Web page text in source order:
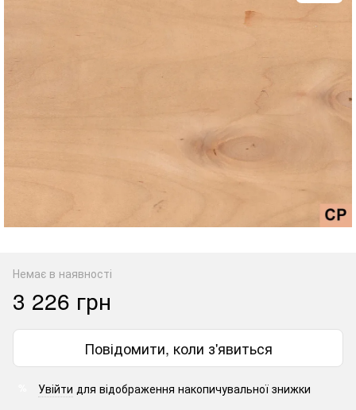
Немає в наявності
3 226 грн
Повідомити, коли з'явиться
Увійти для відображення накопичувальної знижки